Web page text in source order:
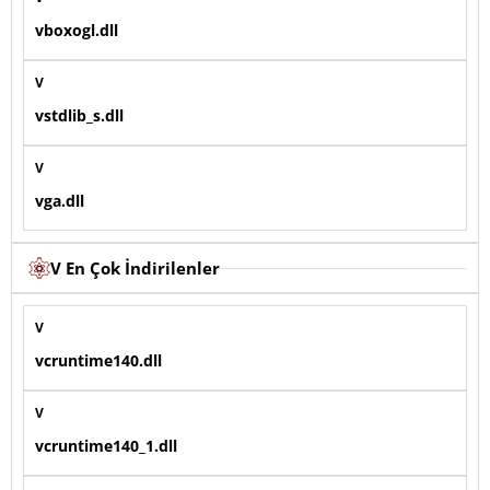
vboxogl.dll
V
vstdlib_s.dll
V
vga.dll
V En Çok İndirilenler
V
vcruntime140.dll
V
vcruntime140_1.dll